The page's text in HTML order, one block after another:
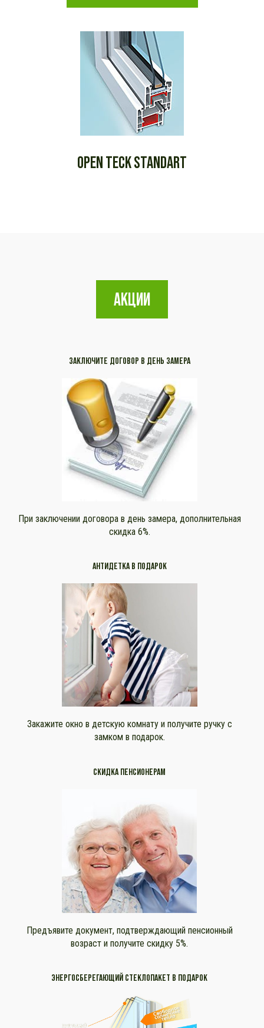
OPEN TECK STANDART
АКЦИИ
ЗАКЛЮЧИТЕ ДОГОВОР В ДЕНЬ ЗАМЕРА
При заключении договора в день замера, дополнительная
скидка 6%.
АНТИДЕТКА В ПОДАРОК
Закажите окно в детскую комнату и получите ручку с
замком в подарок.
СКИДКА ПЕНСИОНЕРАМ
Предъявите документ, подтверждающий пенсионный
возраст и получите скидку 5%.
ЭНЕРГОСБЕРЕГАЮЩИЙ СТЕКЛОПАКЕТ В ПОДАРОК